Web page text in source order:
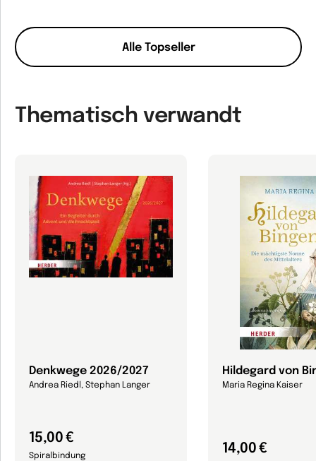
Alle Topseller
Thematisch verwandt
Denkwege 2026/2027
Andrea Riedl, Stephan Langer
15,00 €
Spiralbindung
Hildegard von
Maria Regina Kaiser
14,00 €